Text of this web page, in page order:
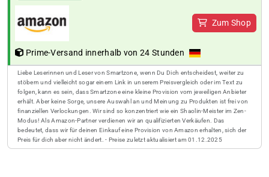
Zum Shop
Prime-Versand innerhalb von 24 Stunden
Liebe Leserinnen und Leser von Smartzone, wenn Du Dich entscheidest, weiter zu
stöbern und vielleicht sogar einem Link in unserem Preisvergleich oder im Text zu
folgen, kann es sein, dass Smartzone eine kleine Provision vom jeweiligen Anbieter
erhält. Aber keine Sorge, unsere Auswahl an und Meinung zu Produkten ist frei von
finanziellen Verlockungen. Wir sind so konzentriert wie ein Shaolin-Meister im Zen-
Modus! Als Amazon-Partner verdienen wir an qualifizierten Verkäufen. Das
bedeutet, dass wir für deinen Einkauf eine Provision von Amazon erhalten, sich der
Preis für dich aber nicht ändert. - Preise zuletzt aktualisiert am 01.12.2025